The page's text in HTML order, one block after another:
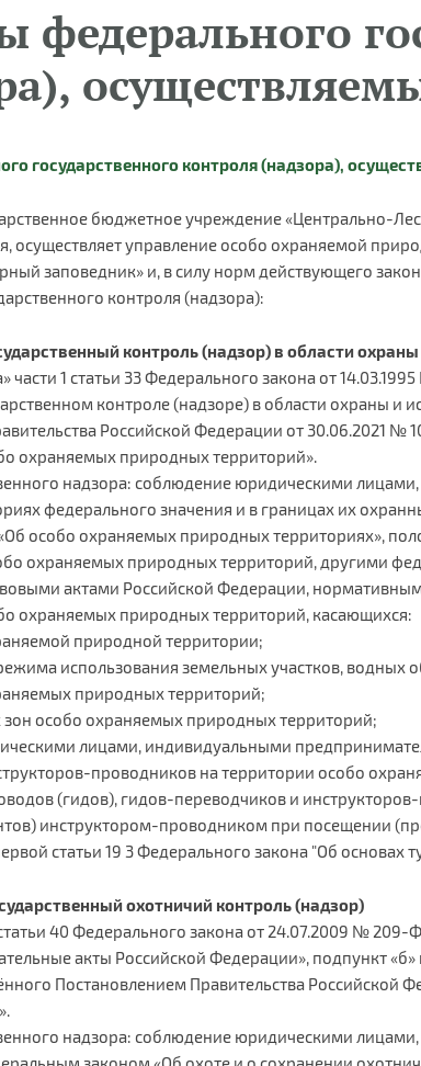
федерального
государственного контроля (надзора),
бюджетное учреждение «Центрально-
осуществляет управление особо охраняемой
заповедник» и, в силу норм действующего
контроля (надзора):
контроль (надзор) в области
части 1 статьи 33 Федерального закона от
контроле (надзоре) в области охраны
Российской Федерации от 30.06.2021 №
охраняемых природных территорий».
надзора: соблюдение юридическими
федерального значения и в границах их
особо охраняемых природных территориях»,
охраняемых природных территорий, другими
актами Российской Федерации,
охраняемых природных территорий, касающихся:
природной территории;
использования земельных участков,
природных территорий;
особо охраняемых природных территорий;
лицами, индивидуальными
проводников на территории особо
(гидов), гидов-переводчиков и
инструктором-проводником при посещении
статьи 19 3 Федерального закона "Об основах
охотничий контроль (надзор)
40 Федерального закона от 24.07.2009 №
акты Российской Федерации», подпункт
Постановлением Правительства Российской
надзора: соблюдение юридическими